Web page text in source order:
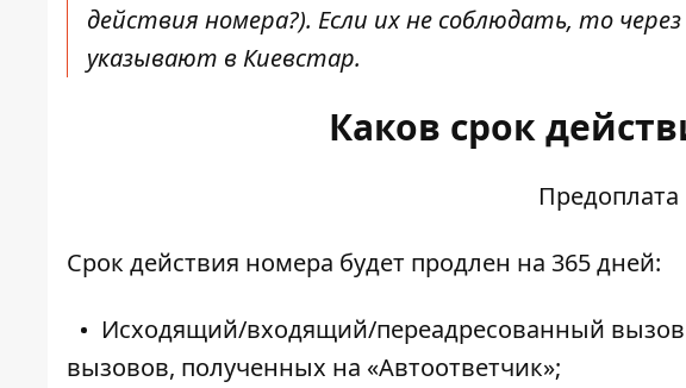
действия номера?). Если их не соблюдать, то
указывают в Киевстар.
Каков срок
Предоплата
Срок действия номера будет продлен на 365 дней:
Исходящий/входящий/переадресованный
вызовов, полученных на «Автоответчик»;